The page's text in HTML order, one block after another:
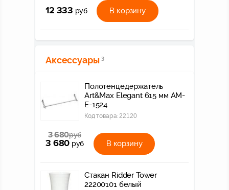
12 333 руб В корзину
Аксессуары 3
Полотенцедержатель
Art&Max Elegant 615 мм AM-
E-1524
Код товара:22120
3 680руб
3 680 руб В корзину
Стакан Ridder Tower
22200101 белый